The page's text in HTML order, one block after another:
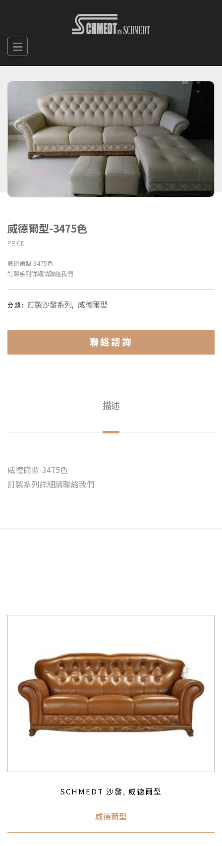
威德爾型-3475色
PRICE:
威德爾型-3475色
訂製系列詳細請聯絡我們
分類: 訂製沙發系列, 威德爾型
聯絡諮詢
描述
威德爾型-3475色
訂製系列詳細請聯絡我們
SCHMEDT 沙發, 威德爾型
威德爾型